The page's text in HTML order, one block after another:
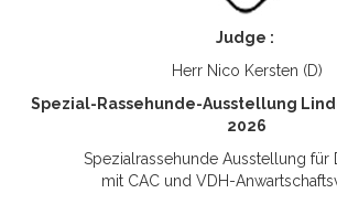
Judge :
Herr Nico Kersten (D)
Spezial-Rassehunde-Ausstellung
2026
Spezialrassehunde Ausstellung für
mit CAC und VDH-